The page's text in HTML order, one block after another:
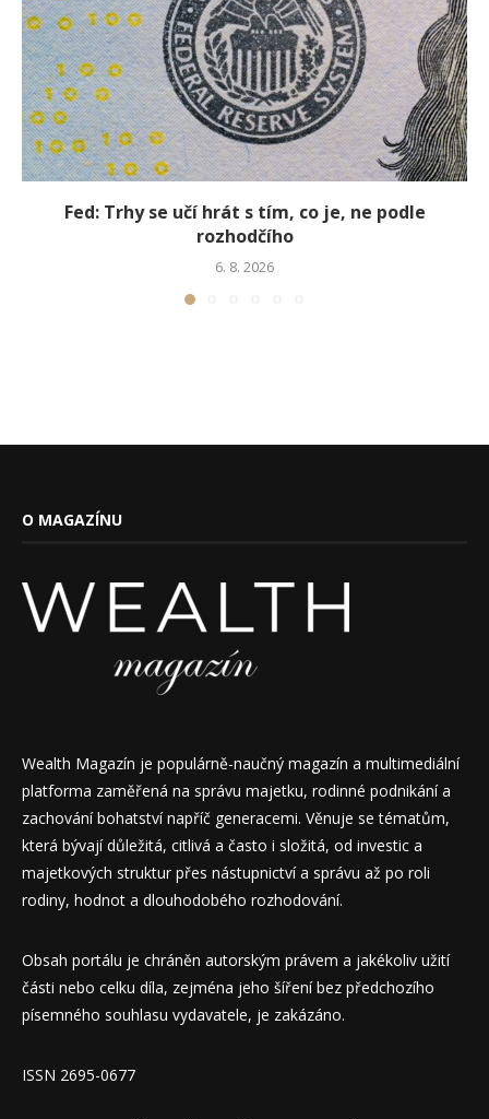
Fed: Trhy se učí hrát s tím, co je, ne podle
rozhodčího
6. 8. 2026
O MAGAZÍNU
Wealth Magazín je populárně-naučný magazín a multimediální
platforma zaměřená na správu majetku, rodinné podnikání a
zachování bohatství napříč generacemi. Věnuje se tématům,
která bývají důležitá, citlivá a často i složitá, od investic a
majetkových struktur přes nástupnictví a správu až po roli
rodiny, hodnot a dlouhodobého rozhodování.
Obsah portálu je chráněn autorským právem a jakékoliv užití
části nebo celku díla, zejména jeho šíření bez předchozího
písemného souhlasu vydavatele, je zakázáno.
ISSN 2695-0677